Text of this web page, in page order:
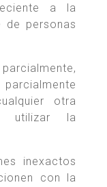
a la
de personas
otra
utilizar la
inexactos
con la